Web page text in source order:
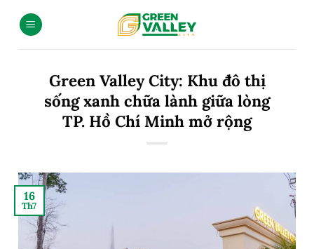
Green Valley City: Khu đô thị
sống xanh chữa lành giữa lòng
TP. Hồ Chí Minh mở rộng
16
Th7